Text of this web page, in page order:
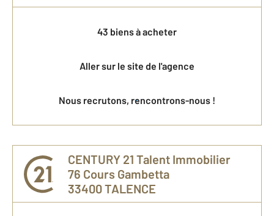
43 biens à acheter
Aller sur le site de l'agence
Nous recrutons, rencontrons-nous !
CENTURY 21 Talent Immobilier
76 Cours Gambetta
33400TALENCE